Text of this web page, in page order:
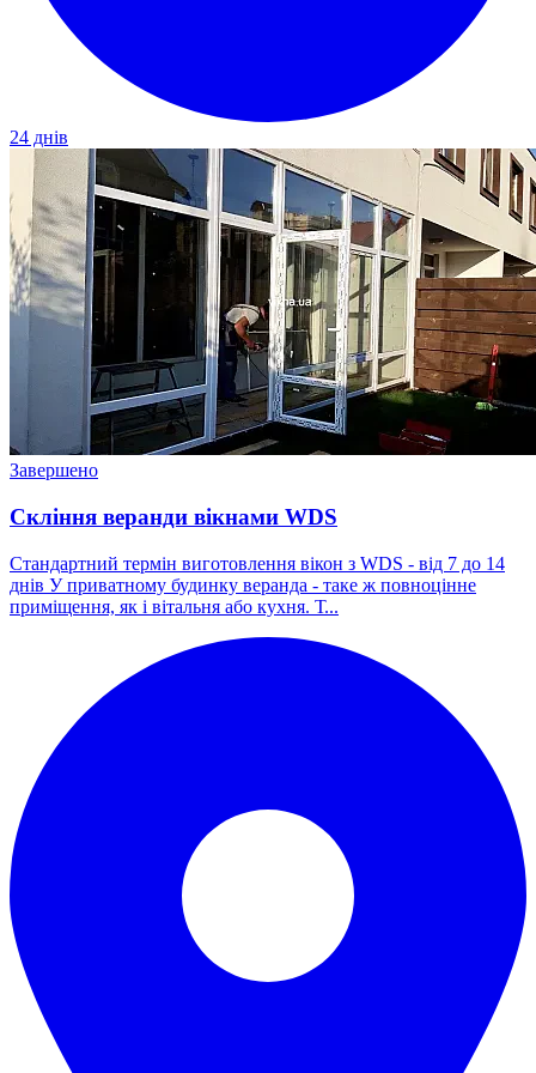
24 днів
Завершено
Скління веранди вікнами WDS
Стандартний термін виготовлення вікон з WDS - від 7 до 14
днів У приватному будинку веранда - таке ж повноцінне
приміщення, як і вітальня або кухня. Т...